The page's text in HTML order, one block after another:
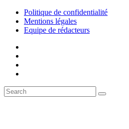
Politique de confidentialité
Mentions légales
Equipe de rédacteurs